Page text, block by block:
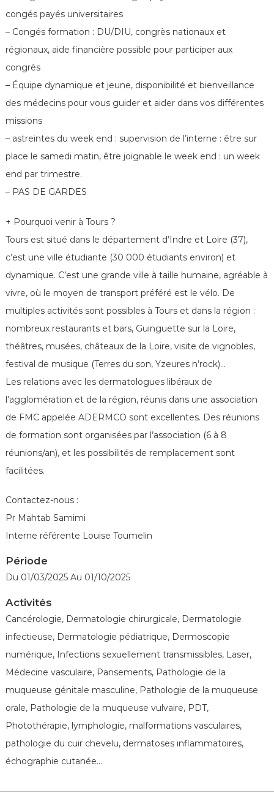
congés payés universitaires
– Congés formation : DU/DIU, congrès nationaux et
régionaux, aide financière possible pour participer aux
congrès
– Équipe dynamique et jeune, disponibilité et bienveillance
des médecins pour vous guider et aider dans vos différentes
missions
– astreintes du week end : supervision de l’interne : être sur
place le samedi matin, être joignable le week end : un week
end par trimestre.
– PAS DE GARDES
+ Pourquoi venir à Tours ?
Tours est situé dans le département d’Indre et Loire (37),
c’est une ville étudiante (30 000 étudiants environ) et
dynamique. C’est une grande ville à taille humaine, agréable à
vivre, où le moyen de transport préféré est le vélo. De
multiples activités sont possibles à Tours et dans la région :
nombreux restaurants et bars, Guinguette sur la Loire,
théâtres, musées, châteaux de la Loire, visite de vignobles,
festival de musique (Terres du son, Yzeures n’rock)…
Les relations avec les dermatologues libéraux de
l’agglomération et de la région, réunis dans une association
de FMC appelée ADERMCO sont excellentes. Des réunions
de formation sont organisées par l’association (6 à 8
réunions/an), et les possibilités de remplacement sont
facilitées.
Contactez-nous :
Pr Mahtab Samimi
Interne référente Louise Toumelin
Période
Du 01/03/2025 Au 01/10/2025
Activités
Cancérologie, Dermatologie chirurgicale, Dermatologie
infectieuse, Dermatologie pédiatrique, Dermoscopie
numérique, Infections sexuellement transmissibles, Laser,
Médecine vasculaire, Pansements, Pathologie de la
muqueuse génitale masculine, Pathologie de la muqueuse
orale, Pathologie de la muqueuse vulvaire, PDT,
Photothérapie, lymphologie, malformations vasculaires,
pathologie du cuir chevelu, dermatoses inflammatoires,
échographie cutanée...